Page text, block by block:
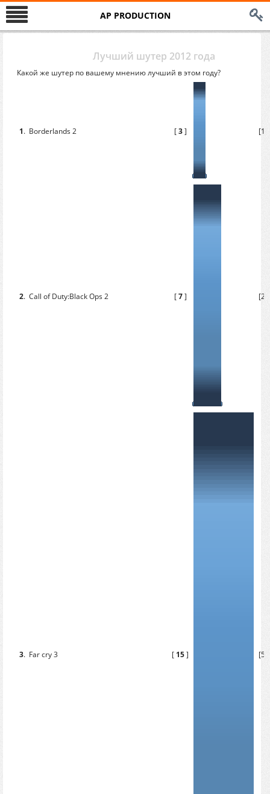
AP PRODUCTION
Лучший шутер 2012 года
Какой же шутер по вашему мнению лучший в этом году?
1. Borderlands 2 [3]
2. Call of Duty:Black Ops 2 [7]
3. Far cry 3 [ 15]